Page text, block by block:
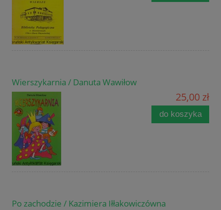
Wierszykarnia / Danuta Wawiłow
25,00 zł
do koszyka
Po zachodzie / Kazimiera Iłłakowiczówna